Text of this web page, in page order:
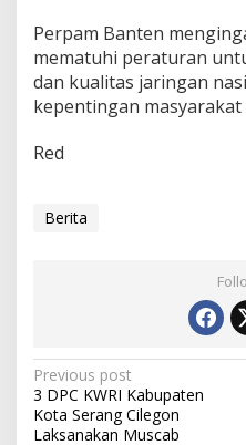
Perpam Banten
mematuhi peraturan
dan kualitas jaringan
kepentingan
Red
Berita
Post
navigation
Previous post
3 DPC KWRI Kabupaten
Kota Serang Cilegon
Laksanakan Muscab